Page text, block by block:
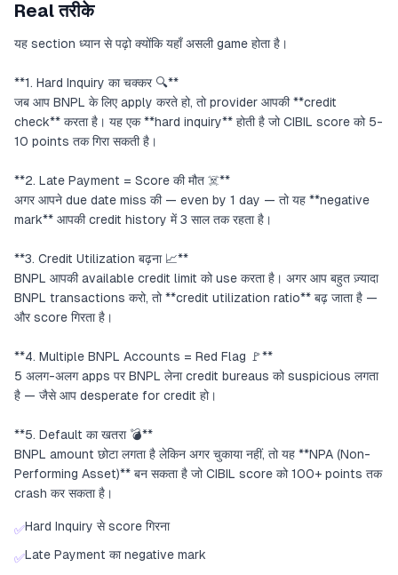
Real तरीके
यह section ध्यान से पढ़ो क्योंकि यहाँ असली game होता है।
**1. Hard Inquiry का चक्कर 🔍**
जब आप BNPL के लिए apply करते हो, तो provider आपकी **credit
check** करता है। यह एक **hard inquiry** होती है जो CIBIL score को 5-
10 points तक गिरा सकती है।
**2. Late Payment = Score की मौत ☠️**
अगर आपने due date miss की — even by 1 day — तो यह **negative
mark** आपकी credit history में 3 साल तक रहता है।
**3. Credit Utilization बढ़ना 📈**
BNPL आपकी available credit limit को use करता है। अगर आप बहुत ज़्यादा
BNPL transactions करो, तो **credit utilization ratio** बढ़ जाता है —
और score गिरता है।
**4. Multiple BNPL Accounts = Red Flag 🚩**
5 अलग-अलग apps पर BNPL लेना credit bureaus को suspicious लगता
है — जैसे आप desperate for credit हो।
**5. Default का खतरा 💣**
BNPL amount छोटा लगता है लेकिन अगर चुकाया नहीं, तो यह **NPA (Non-
Performing Asset)** बन सकता है जो CIBIL score को 100+ points तक
crash कर सकता है।
✅Hard Inquiry से score गिरना
✅Late Payment का negative mark